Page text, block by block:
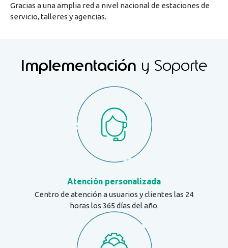
Gracias a una amplia red a nivel nacional de estaciones de
servicio, talleres y agencias.
Implementación y Soporte
Atención personalizada
Centro de atención a usuarios y clientes las 24
horas los 365 días del año.